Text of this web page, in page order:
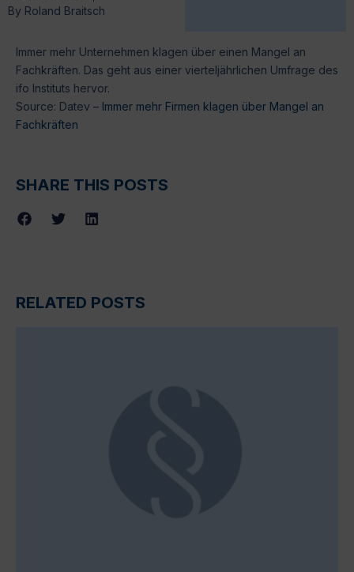
By Roland Braitsch
Immer mehr Unternehmen klagen über einen Mangel an
Fachkräften. Das geht aus einer vierteljährlichen Umfrage des
ifo Instituts hervor.
Source: Datev – Immer mehr Firmen klagen über Mangel an
Fachkräften
SHARE THIS POSTS
RELATED POSTS